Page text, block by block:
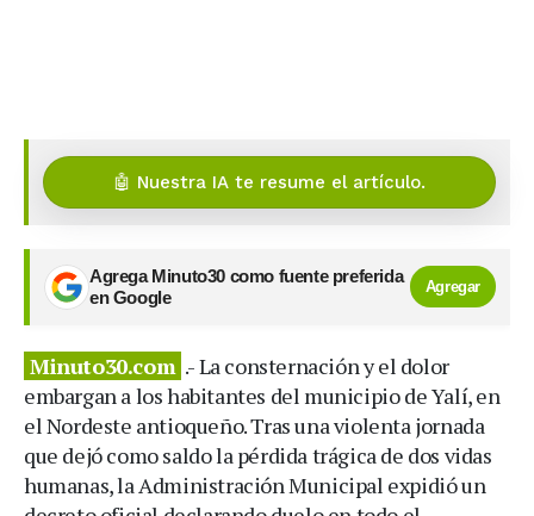
🤖 Nuestra IA te resume el artículo.
Agrega Minuto30 como fuente preferida
en Google
Agregar
Minuto30.com .- La consternación y el dolor
embargan a los habitantes del municipio de Yalí, en
el Nordeste antioqueño. Tras una violenta jornada
que dejó como saldo la pérdida trágica de dos vidas
humanas, la Administración Municipal expidió un